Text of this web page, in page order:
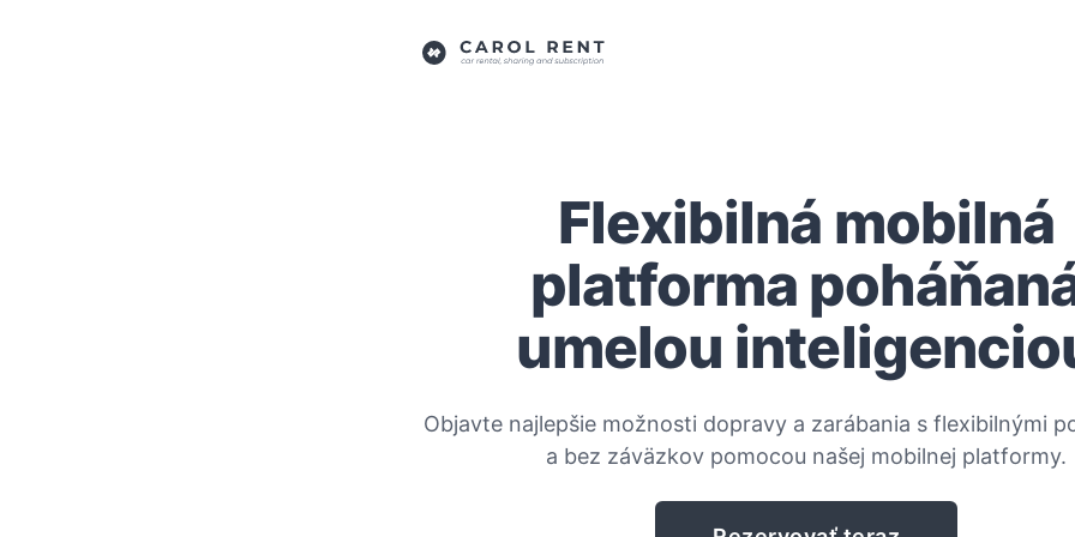
Flexibilná mobilná
platforma
umelou
Objavte najlepšie možnosti dopravy a zarábania s flexibilnými
a bez záväzkov pomocou našej mobilnej platformy.